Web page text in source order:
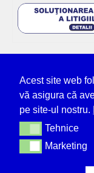
©
Acest site web
vă asigura că
pe site-ul nostru.
TehniceTehnice
MarketingMarketing